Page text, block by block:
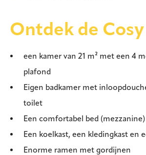
Ontdek de
een kamer van 21 m² met een 4
plafond
Eigen badkamer met
toilet
Een comfortabel bed (mezzanine)
Een koelkast, een kledingkast en
Enorme ramen met gordijnen